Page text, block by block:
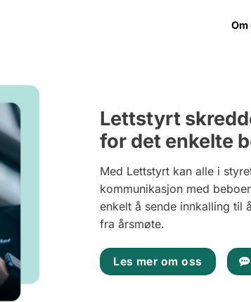
Om
Lettstyrt
for det enkelte
Med Lettstyrt kan alle i
kommunikasjon med
enkelt å sende innkalling til
fra årsmøte.
Les mer om oss